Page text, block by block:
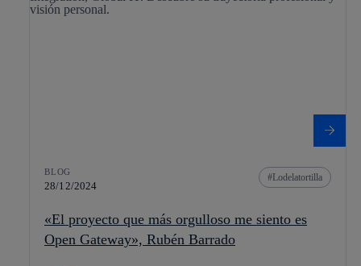
BLOG
28/12/2024
Lodelatortilla
«El proyecto que más orgulloso me siento es
Open Gateway», Rubén Barrado